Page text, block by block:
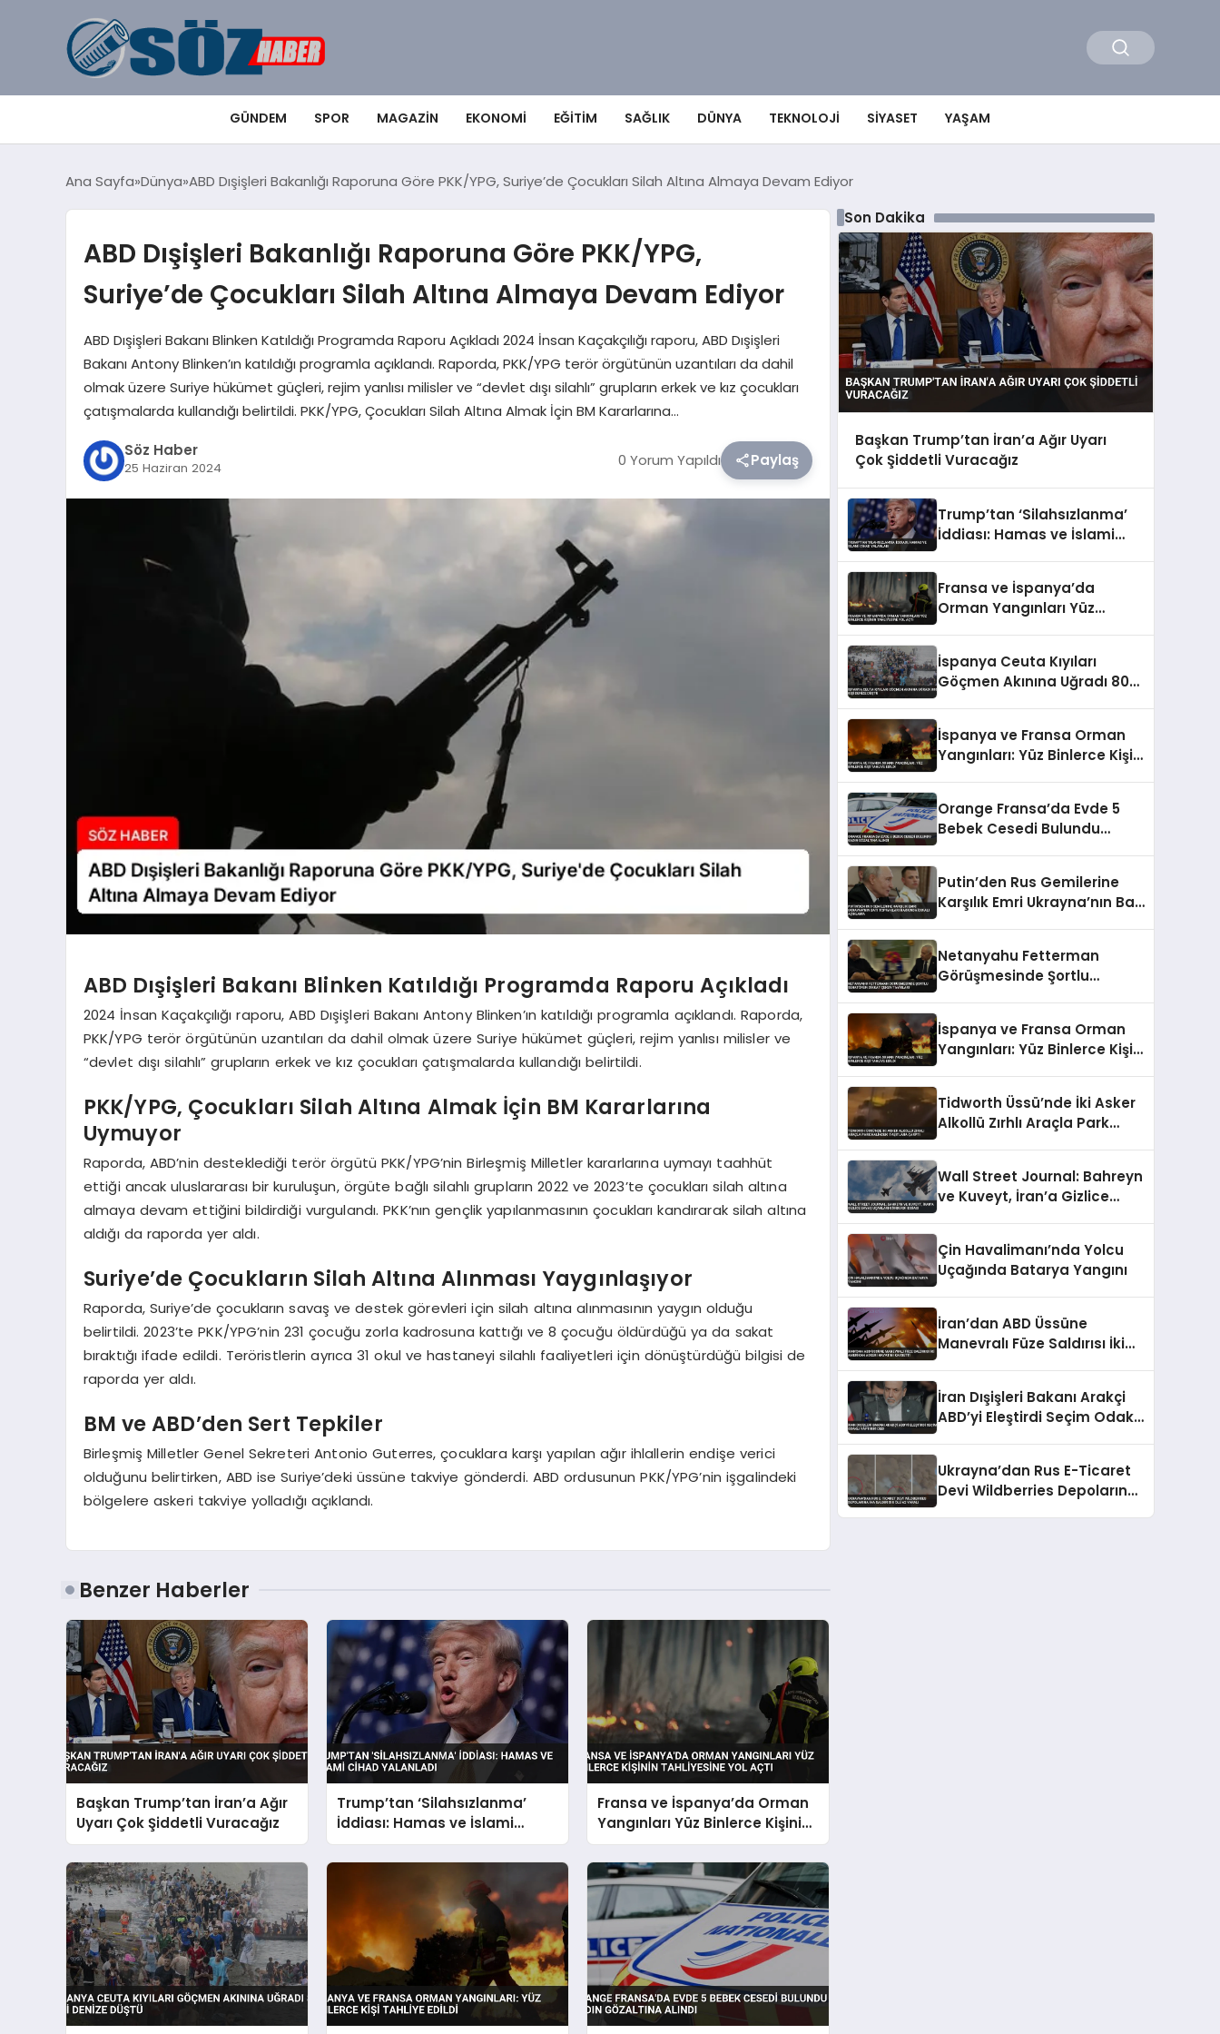
GÜNDEM SPOR MAGAZIN EKONOMI EĞITIM SAĞLIK DÜNYA TEKNOLOJI SIYASET YAŞAM
Ana Sayfa Dünya ABD Dışişleri Bakanlığı Raporuna Göre PKK/YPG, Suriye’de Çocukları Silah Altına Almaya Devam Ediyor
ABD Dışişleri Bakanlığı Raporuna Göre PKK/YPG,
Suriye’de Çocukları Silah Altına Almaya Devam Ediyor
ABD Dışişleri Bakanı Blinken Katıldığı Programda Raporu Açıkladı 2024 İnsan Kaçakçılığı raporu, ABD Dışişleri
Bakanı Antony Blinken’ın katıldığı programla açıklandı. Raporda, PKK/YPG terör örgütünün uzantıları da dahil
olmak üzere Suriye hükümet güçleri, rejim yanlısı milisler ve “devlet dışı silahlı” grupların erkek ve kız çocukları
çatışmalarda kullandığı belirtildi. PKK/YPG, Çocukları Silah Altına Almak İçin BM Kararlarına…
Söz Haber
25 Haziran 2024 0 Yorum Yapıldı Paylaş
ABD Dışişleri Bakanı Blinken Katıldığı Programda Raporu Açıkladı
2024 İnsan Kaçakçılığı raporu, ABD Dışişleri Bakanı Antony Blinken’ın katıldığı programla açıklandı. Raporda,
PKK/YPG terör örgütünün uzantıları da dahil olmak üzere Suriye hükümet güçleri, rejim yanlısı milisler ve
“devlet dışı silahlı” grupların erkek ve kız çocukları çatışmalarda kullandığı belirtildi.
PKK/YPG, Çocukları Silah Altına Almak İçin BM Kararlarına
Uymuyor
Raporda, ABD’nin desteklediği terör örgütü PKK/YPG’nin Birleşmiş Milletler kararlarına uymayı taahhüt
ettiği ancak uluslararası bir kuruluşun, örgüte bağlı silahlı grupların 2022 ve 2023’te çocukları silah altına
almaya devam ettiğini bildirdiği vurgulandı. PKK’nın gençlik yapılanmasının çocukları kandırarak silah altına
aldığı da raporda yer aldı.
Suriye’de Çocukların Silah Altına Alınması Yaygınlaşıyor
Raporda, Suriye’de çocukların savaş ve destek görevleri için silah altına alınmasının yaygın olduğu
belirtildi. 2023’te PKK/YPG’nin 231 çocuğu zorla kadrosuna kattığı ve 8 çocuğu öldürdüğü ya da sakat
bıraktığı ifade edildi. Teröristlerin ayrıca 31 okul ve hastaneyi silahlı faaliyetleri için dönüştürdüğü bilgisi de
raporda yer aldı.
BM ve ABD’den Sert Tepkiler
Birleşmiş Milletler Genel Sekreteri Antonio Guterres, çocuklara karşı yapılan ağır ihlallerin endişe verici
olduğunu belirtirken, ABD ise Suriye’deki üssüne takviye gönderdi. ABD ordusunun PKK/YPG’nin işgalindeki
bölgelere askeri takviye yolladığı açıklandı.
Benzer Haberler
Başkan Trump’tan İran’a Ağır
Uyarı Çok Şiddetli Vuracağız
Trump’tan ‘Silahsızlanma’
İddiası: Hamas ve İslami
Cihad Yalanladı
Fransa ve İspanya’da Orman
Yangınları Yüz Binlerce Kişinin
Tahliyesine Yol Açtı
Son Dakika
Başkan Trump’tan İran’a Ağır Uyarı
Çok Şiddetli Vuracağız
Trump’tan ‘Silahsızlanma’
İddiası: Hamas ve İslami
Fransa ve İspanya’da
Orman Yangınları Yüz
İspanya Ceuta Kıyıları
Göçmen Akınına Uğradı 800
İspanya ve Fransa Orman
Yangınları: Yüz Binlerce Kişi
Orange Fransa’da Evde 5
Bebek Cesedi Bulundu
Putin’den Rus Gemilerine
Karşılık Emri Ukrayna’nın Batı
Netanyahu Fetterman
Görüşmesinde Şortlu
İspanya ve Fransa Orman
Yangınları: Yüz Binlerce Kişi
Tidworth Üssü’nde İki Asker
Alkollü Zırhlı Araçla Park
Wall Street Journal: Bahreyn
ve Kuveyt, İran’a Gizlice
Çin Havalimanı’nda Yolcu
Uçağında Batarya Yangını
İran’dan ABD Üssüne
Manevralı Füze Saldırısı İki
İran Dışişleri Bakanı Arakçi
ABD’yi Eleştirdi Seçim Odaklı
Ukrayna’dan Rus E-Ticaret
Devi Wildberries Depolarına